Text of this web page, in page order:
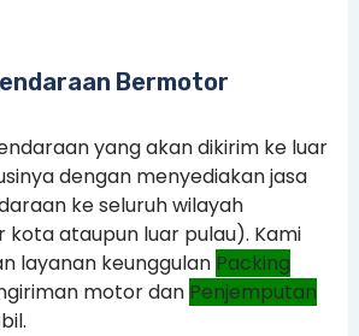
Bermotor
yang akan dikirim ke luar
dengan menyediakan jasa
ke seluruh wilayah
kota ataupun luar pulau). Kami
layanan keunggulan Packing
motor dan Penjemputan